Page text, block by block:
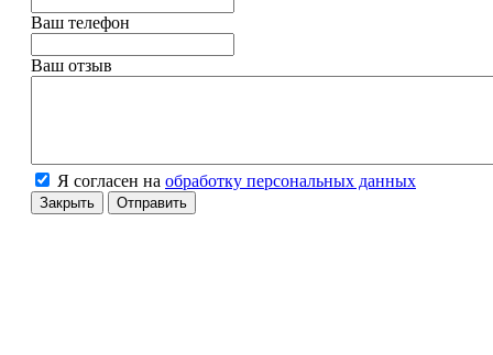
Ваш телефон
Ваш отзыв
Я согласен на обработку персональных данных
Закрыть Отправить